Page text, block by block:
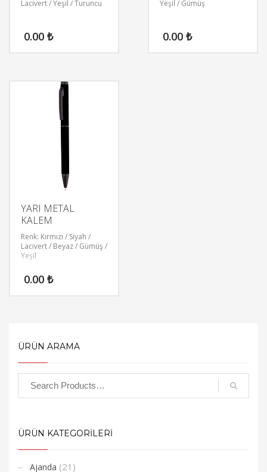
Lacivert / Yeşil / Turuncu
0.00 ₺
Yeşil / Gümüş
0.00 ₺
YARI METAL
KALEM
Renk: Kırmızı / Siyah /
Lacivert / Beyaz / Gümüş /
Yeşil
0.00 ₺
ÜRÜN ARAMA
ÜRÜN KATEGORİLERİ
Ajanda (21)